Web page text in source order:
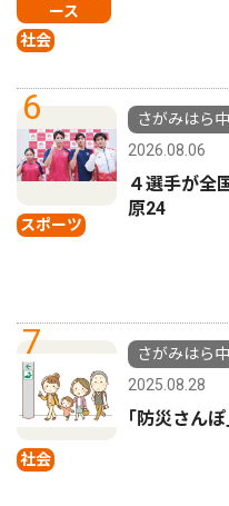
ース
社会
6
スポーツ
さがみはら
2026.08.06
４選手が全
原24
7
社会
さがみはら
2025.08.28
｢防災さん